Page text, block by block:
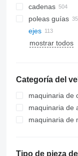
cadenas
cadenas de
orugas de
orugas de
poleas guías
ejes
mostrar todos
Categoría del
maquinaria de
cargadoras
maquinaria de
carretillas
maquinaria de
Tipo de pieza